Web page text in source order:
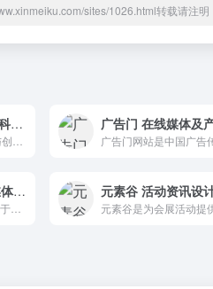
sites/1026.html转载请注明
虎嗅网 犀利的商业科技资讯
SocialBeta 社交媒体和数字营销内容平台
Socialbeta是一家专注于数字营销的招聘网站，通过社交媒体和数字营销内容与招聘平台分享营销趋势、创意案例、营销趋势和实践经验。